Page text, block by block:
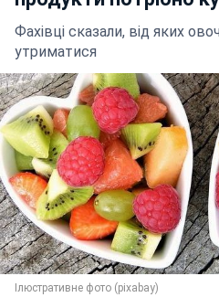
Фахівці сказали, від яких
утриматися
Ілюстративне фото (pixabay)